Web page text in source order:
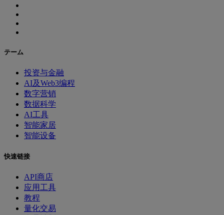
テーム
投资与金融
AI及Web3编程
数字营销
数据科学
AI工具
智能家居
智能设备
快速链接
API商店
应用工具
教程
量化交易